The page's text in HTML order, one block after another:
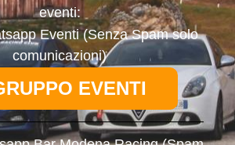
eventi:
Eventi (Senza Spam solo
comunicazioni)
EVENTI